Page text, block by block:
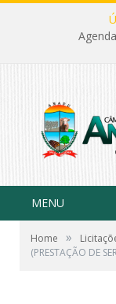
MENU
Home »
(PRESTAÇÃO DE